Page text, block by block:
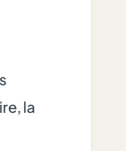
la